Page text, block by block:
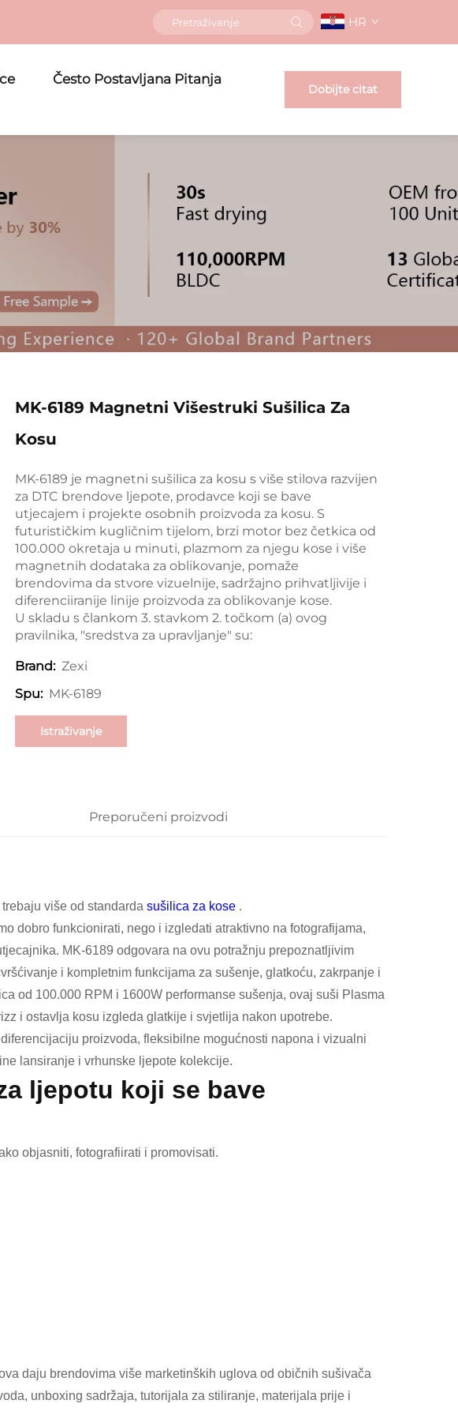
HR
Često Postavljana Pitanja
Dobijte citat
MK-6189 Magnetni Višestruki Sušilica Za
Kosu
MK-6189 je magnetni sušilica za kosu s više stilova razvijen
za DTC brendove ljepote, prodavce koji se bave
utjecajem i projekte osobnih proizvoda za kosu. S
futurističkim kugličnim tijelom, brzi motor bez četkica od
100.000 okretaja u minuti, plazmom za njegu kose i više
magnetnih dodataka za oblikovanje, pomaže
brendovima da stvore vizuelnije, sadržajno prihvatljivije i
diferenciiranije linije proizvoda za oblikovanje kose.
U skladu s člankom 3. stavkom 2. točkom (a) ovog
pravilnika, "sredstva za upravljanje" su:
Brand: Zexi
Spu: MK-6189
Istraživanje
Preporučeni proizvodi
više od standarda sušilica za kose .
dobro funkcionirati, nego i izgledati atraktivno na fotografijama,
MK-6189 odgovara na ovu potražnju prepoznatljivim
i kompletnim funkcijama za sušenje, glatkoću, zakrpanje i
od 100.000 RPM i 1600W performanse sušenja, ovaj suši Plasma
i ostavlja kosu izgleda glatkije i svjetlija nakon upotrebe.
proizvoda, fleksibilne mogućnosti napona i vizualni
lansiranje i vrhunske ljepote kolekcije.
ljepotu koji se bave
objasniti, fotografiirati i promovisati.
daju brendovima više marketinških uglova od običnih sušivača
unboxing sadržaja, tutorijala za stiliranje, materijala prije i